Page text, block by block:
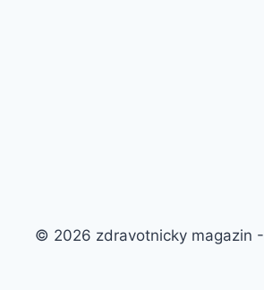
© 2026 zdravotnicky magazin -